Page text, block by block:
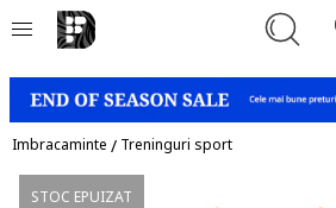
Imbracaminte / Treninguri sport
STOC EPUIZAT